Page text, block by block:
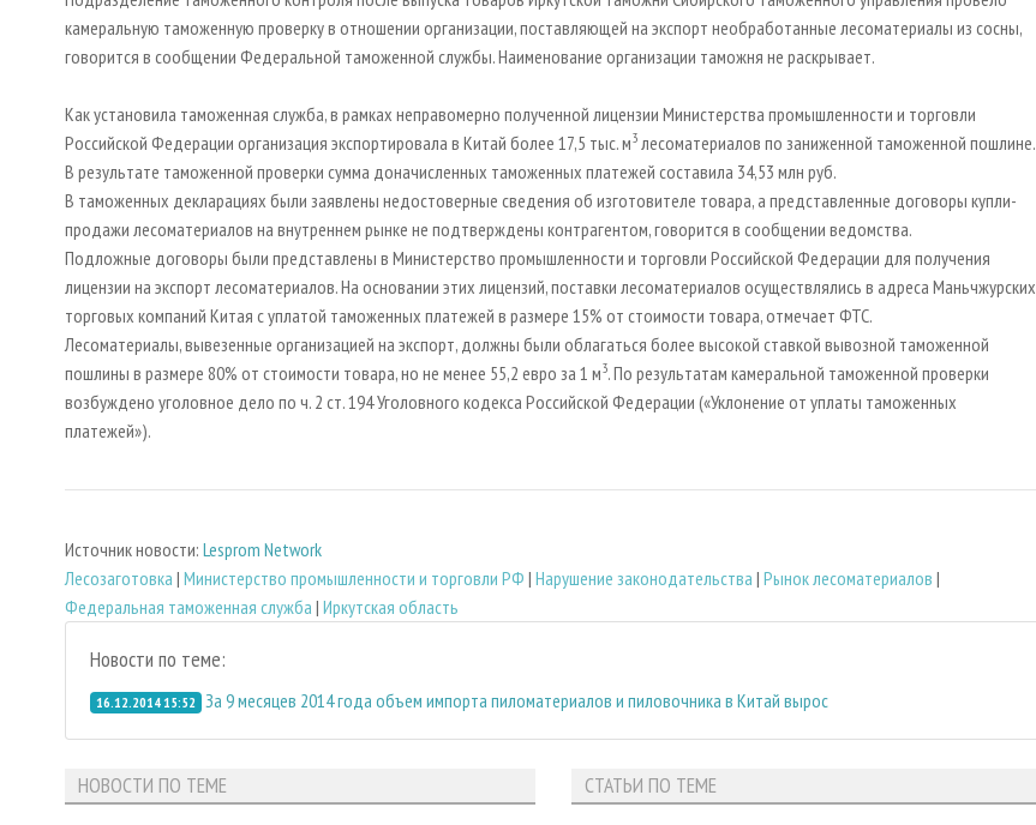
камеральную таможенную проверку в отношении организации, поставляющей на экспорт необработанные лесоматериалы из сосны,
говорится в сообщении Федеральной таможенной службы. Наименование организации таможня не раскрывает.
Как установила таможенная служба, в рамках неправомерно полученной лицензии Министерства промышленности и торговли
Российской Федерации организация экспортировала в Китай более 17,5 тыс. м3 лесоматериалов по заниженной таможенной пошлине.
В результате таможенной проверки сумма доначисленных таможенных платежей составила 34,53 млн руб.
В таможенных декларациях были заявлены недостоверные сведения об изготовителе товара, а представленные договоры купли-
продажи лесоматериалов на внутреннем рынке не подтверждены контрагентом, говорится в сообщении ведомства.
Подложные договоры были представлены в Министерство промышленности и торговли Российской Федерации для получения
лицензии на экспорт лесоматериалов. На основании этих лицензий, поставки лесоматериалов осуществлялись в адреса Маньчжурских
торговых компаний Китая с уплатой таможенных платежей в размере 15% от стоимости товара, отмечает ФТС.
Лесоматериалы, вывезенные организацией на экспорт, должны были облагаться более высокой ставкой вывозной таможенной
пошлины в размере 80% от стоимости товара, но не менее 55,2 евро за 1 м3. По результатам камеральной таможенной проверки
возбуждено уголовное дело по ч. 2 ст. 194 Уголовного кодекса Российской Федерации («Уклонение от уплаты таможенных
платежей»).
Источник новости: Lesprom Network
Лесозаготовка | Министерство промышленности и торговли РФ | Нарушение законодательства | Рынок лесоматериалов |
Федеральная таможенная служба | Иркутская область
Новости по теме:
16.12.2014 15:52 За 9 месяцев 2014 года объем импорта пиломатериалов и пиловочника в Китай вырос
НОВОСТИ ПО ТЕМЕ СТАТЬИ ПО ТЕМЕ